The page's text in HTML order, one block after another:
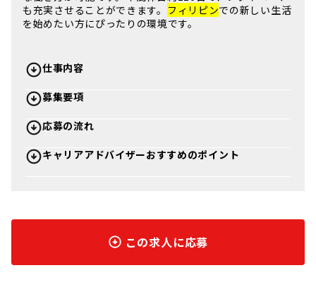
も充実させることができます。 フィリピンでの新しい生活
を始めたい方にぴったりの環境です。
仕事内容
募集要項
応募の流れ
キャリアアドバイザーおすすめのポイント
この求人に応募